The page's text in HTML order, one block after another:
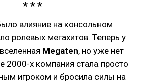
влияние на консольном
ролевых мегахитов. Теперь у
Megaten, но уже нет
2000-х компания стала просто
игроком и бросила силы на